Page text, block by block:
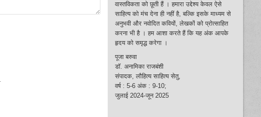
वास्तविकता को छूती हैं । हमारा उद्देश्य केवल ऐसे
साहित्य को मंच देना ही नहीं है, बल्कि इसके माध्यम से
अनुभवी और नवोदित कवियों, लेखकों को प्रोत्साहित
करना भी है । हम आशा करते हैं कि यह अंक आपके
हृदय को समृद्ध करेगा ।
पूजा बरुवा
डॉ. अनामिका राजबंशी
संपादक, लौहित्य साहित्य सेतु,
वर्ष : 5-6 अंक : 9-10;
जुलाई 2024-जून 2025